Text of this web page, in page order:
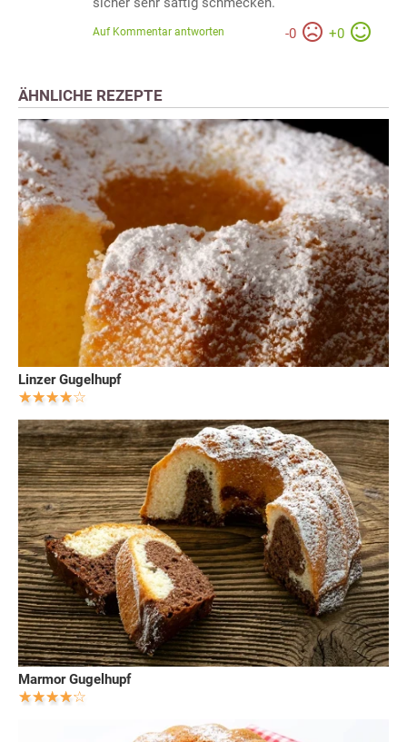
-0 +0
Auf Kommentar antworten
ÄHNLICHE REZEPTE
Linzer Gugelhupf
Marmor Gugelhupf